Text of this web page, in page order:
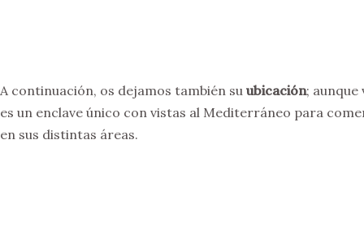
A continuación, os dejamos también su ubicación; aunque
es un enclave único con vistas al Mediterráneo para
en sus distintas áreas.